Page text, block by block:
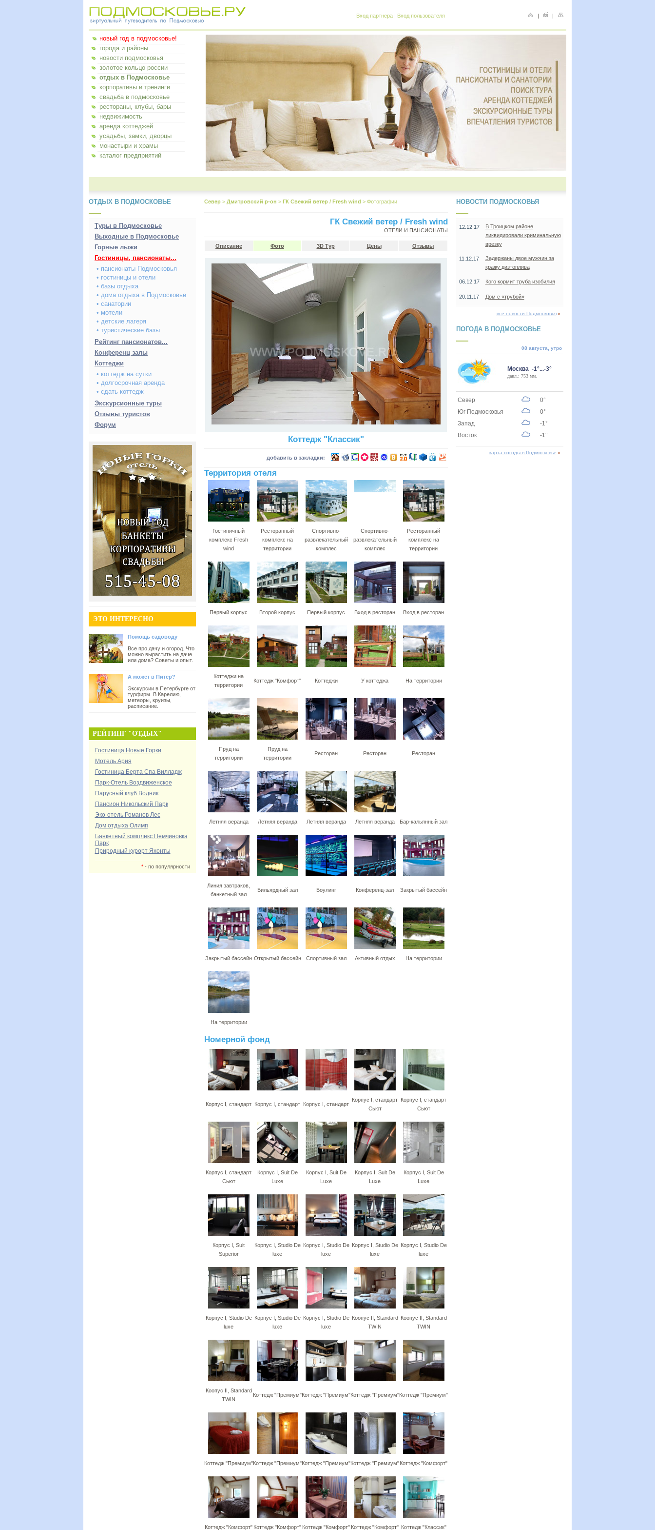
Вход партнера | Вход пользователя | |
новый год в подмосковье!
города и районы
новости подмосковья
золотое кольцо россии
отдых в Подмосковье
корпоративы и тренинги
свадьба в подмосковье
рестораны, клубы, бары
недвижимость
аренда коттеджей
усадьбы, замки, дворцы
монастыри и храмы
каталог предприятий
ОТДЫХ В ПОДМОСКОВЬЕ
Туры в Подмосковье
Выходные в Подмосковье
Горные лыжи
Гостиницы, пансионаты...
• пансионаты Подмосковья
• гостиницы и отели
• базы отдыха
• дома отдыха в Подмосковье
• санатории
• мотели
• детские лагеря
• туристические базы
Рейтинг пансионатов...
Конференц залы
Коттеджи
• коттедж на сутки
• долгосрочная аренда
• сдать коттедж
Экскурсионные туры
Отзывы туристов
Форум
ЭТО ИНТЕРЕСНО
Помощь садоводу
Все про дачу и огород. Что
можно вырастить на даче
или дома? Советы и опыт.
А может в Питер?
Экскурсии в Петербурге от
турфирм. В Карелию,
метеоры, круизы,
расписание.
РЕЙТИНГ "ОТДЫХ"
Гостиница Новые Горки
Мотель Ария
Гостиница Берта Спа Вилладж
Парк-Отель Воздвиженское
Парусный клуб Водник
Пансион Никольский Парк
Эко-отель Романов Лес
Дом отдыха Олимп
Банкетный комплекс Немчиновка
Парк
Природный курорт Яхонты
*- по популярности
Север > Дмитровский р-он > ГК Свежий ветер / Fresh wind > Фотографии
ГК Свежий ветер / Fresh wind
ОТЕЛИ И ПАНСИОНАТЫ
Описание Фото 3D Тур Цены Отзывы
Коттедж "Классик"
добавить в закладки:
Территория отеля
Гостиничный
комплекс Fresh
wind
Ресторанный
комплекс на
территории
Спортивно-
развлекательный
комплес
Спортивно-
развлекательный
комплес
Ресторанный
комплекс на
территории
Первый корпус Второй корпус Первый корпус Вход в ресторан Вход в ресторан
Коттеджи на
территории
Коттедж "Комфорт" Коттеджи У коттеджа На территории
Пруд на
территории
Пруд на
территории
Ресторан Ресторан Ресторан
Летняя веранда Летняя веранда Летняя веранда Летняя веранда Бар-кальянный зал
Линия завтраков,
банкетный зал
Бильярдный зал Боулинг Конференц-зал Закрытый бассейн
Закрытый бассейн Открытый бассейн Спортивный зал Активный отдых На территории
На территории
Номерной фонд
Корпус I, стандарт Корпус I, стандарт Корпус I, стандарт
Корпус I, стандарт
Сьют
Корпус I, стандарт
Сьют
Корпус I, стандарт
Сьют
Корпус I, Suit De
Luxe
Корпус I, Suit De
Luxe
Корпус I, Suit De
Luxe
Корпус I, Suit De
Luxe
Корпус I, Suit
Superior
Корпус I, Studio De
luxe
Корпус I, Studio De
luxe
Корпус I, Studio De
luxe
Корпус I, Studio De
luxe
Корпус I, Studio De
luxe
Корпус I, Studio De
luxe
Корпус I, Studio De
luxe
Коопус II, Standard
TWIN
Коопус II, Standard
TWIN
Коопус II, Standard
TWIN
Коттедж "Премиум"Коттедж "Премиум"Коттедж "Премиум"Коттедж "Премиум"
Коттедж "Премиум"Коттедж "Премиум"Коттедж "Премиум"Коттедж "Премиум"Коттедж "Комфорт"
Коттедж "Комфорт" Коттедж "Комфорт" Коттедж "Комфорт" Коттедж "Комфорт" Коттедж "Классик"
НОВОСТИ ПОДМОСКОВЬЯ
12.12.17
В Троицком районе
ликвидировали криминальную
врезку
11.12.17
Задержаны двое мужчин за
кражу дизтоплива
06.12.17 Кого кормит труба изобилия
20.11.17 Дом с «трубой»
все новости Подмосковья
ПОГОДА В ПОДМОСКОВЬЕ
08 августа, утро
Москва -1°...-3°
давл.: 753 мм.
Север
0°
Юг Подмосковья
0°
Запад
-1°
Восток
-1°
карта погоды в Подмосковье